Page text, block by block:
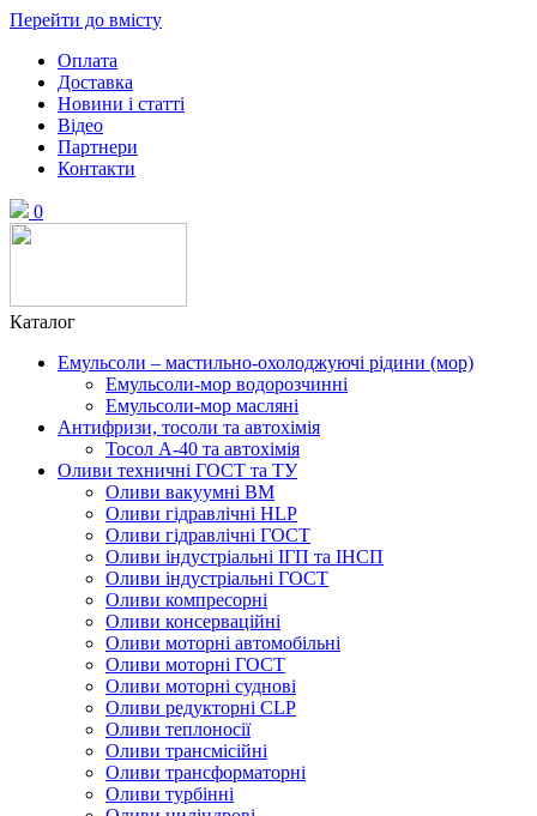
Перейти до вмісту
Оплата
Доставка
Новини і статті
Відео
Партнери
Контакти
0
Каталог
Емульсоли – мастильно-охолоджуючі рідини (мор)
Емульсоли-мор водорозчинні
Емульсоли-мор масляні
Антифризи, тосоли та автохімія
Тосол А-40 та автохімія
Оливи техничні ГОСТ та ТУ
Оливи вакуумні ВМ
Оливи гідравлічні HLP
Оливи гідравлічні ГОСТ
Оливи індустріальні ІГП та ІНСП
Оливи індустріальні ГОСТ
Оливи компресорні
Оливи консерваційні
Оливи моторні автомобільні
Оливи моторні ГОСТ
Оливи моторні суднові
Оливи редукторні CLP
Оливи теплоносії
Оливи трансмісійні
Оливи трансформаторні
Оливи турбінні